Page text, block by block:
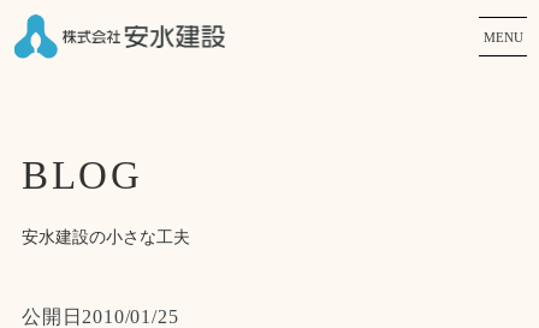
MENU
BLOG
安水建設の小さな工夫
公開日 2010/01/25